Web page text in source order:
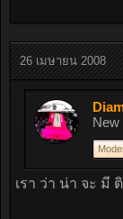
26 เมษายน 2008
New
เรา ว่า น่า จะ มี